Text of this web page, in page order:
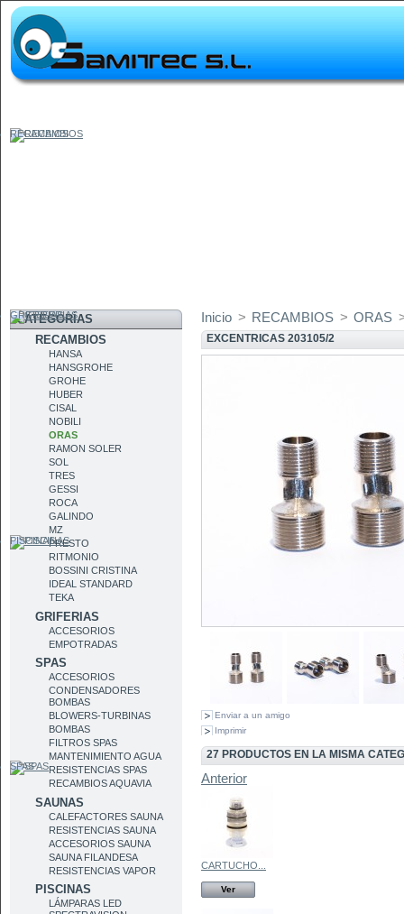
RECAMBIOS
GRIFERIAS
PISCINAS
SPAS
CATEGORÍAS
RECAMBIOS
HANSA
HANSGROHE
GROHE
HUBER
CISAL
NOBILI
ORAS
RAMON SOLER
SOL
TRES
GESSI
ROCA
GALINDO
MZ
PRESTO
RITMONIO
BOSSINI CRISTINA
IDEAL STANDARD
TEKA
GRIFERIAS
ACCESORIOS
EMPOTRADAS
SPAS
ACCESORIOS
CONDENSADORES
BOMBAS
BLOWERS-TURBINAS
BOMBAS
FILTROS SPAS
MANTENIMIENTO AGUA
RESISTENCIAS SPAS
RECAMBIOS AQUAVIA
SAUNAS
CALEFACTORES SAUNA
RESISTENCIAS SAUNA
ACCESORIOS SAUNA
SAUNA FILANDESA
RESISTENCIAS VAPOR
PISCINAS
LÁMPARAS LED
Inicio > RECAMBIOS > ORAS
EXCENTRICAS 203105/2
Enviar a un amigo
Imprimir
27 PRODUCTOS EN LA MISMA
Anterior
CARTUCHO...
Ver